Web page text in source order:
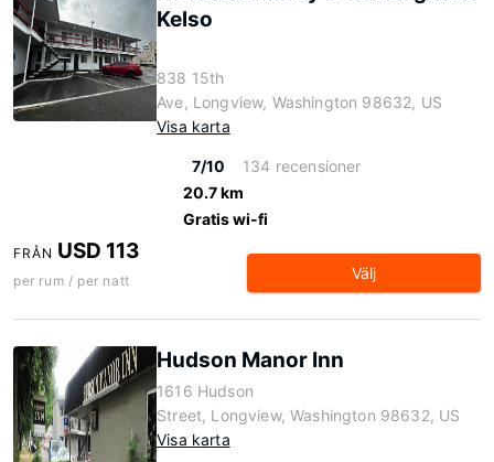
Kelso
838 15th
Ave, Longview, Washington 98632, US
Visa karta
7/10
134 recensioner
20.7 km
Gratis wi-fi
FRÅN USD 113
per rum / per natt Välj
Hudson Manor Inn
1616 Hudson
Street, Longview, Washington 98632, US
Visa karta